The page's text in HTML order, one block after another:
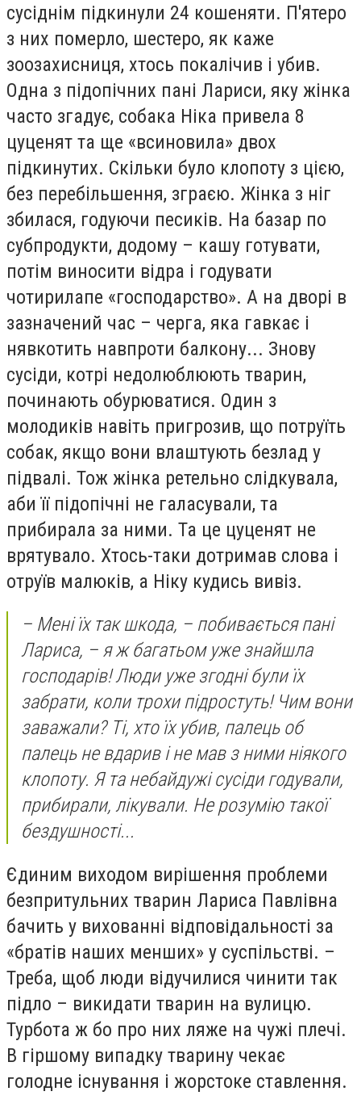
сусіднім підкинули 24 кошеняти. П'ятеро
з них померло, шестеро, як каже
зоозахисниця, хтось покалічив і убив.
Одна з підопічних пані Лариси, яку жінка
часто згадує, собака Ніка привела 8
цуценят та ще «всиновила» двох
підкинутих. Скільки було клопоту з цією,
без перебільшення, зграєю. Жінка з ніг
збилася, годуючи песиків. На базар по
субпродукти, додому – кашу готувати,
потім виносити відра і годувати
чотирилапе «господарство». А на дворі в
зазначений час – черга, яка гавкає і
нявкотить навпроти балкону... Знову
сусіди, котрі недолюблюють тварин,
починають обурюватися. Один з
молодиків навіть пригрозив, що потруїть
собак, якщо вони влаштують безлад у
підвалі. Тож жінка ретельно слідкувала,
аби її підопічні не галасували, та
прибирала за ними. Та це цуценят не
врятувало. Хтось-таки дотримав слова і
отруїв малюків, а Ніку кудись вивіз.
– Мені їх так шкода, – побивається пані
Лариса, – я ж багатьом уже знайшла
господарів! Люди уже згодні були їх
забрати, коли трохи підростуть! Чим вони
заважали? Ті, хто їх убив, палець об
палець не вдарив і не мав з ними ніякого
клопоту. Я та небайдужі сусіди годували,
прибирали, лікували. Не розумію такої
бездушності...
Єдиним виходом вирішення проблеми
безпритульних тварин Лариса Павлівна
бачить у вихованні відповідальності за
«братів наших менших» у суспільстві. –
Треба, щоб люди відучилися чинити так
підло – викидати тварин на вулицю.
Турбота ж бо про них ляже на чужі плечі.
В гіршому випадку тварину чекає
голодне існування і жорстоке ставлення.